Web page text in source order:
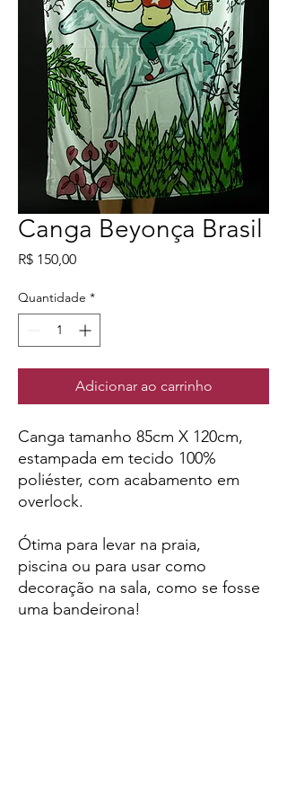
Canga Beyonça Brasil
R$ 150,00Preço
Quantidade *
Adicionar ao carrinho
Canga tamanho 85cm X 120cm,
estampada em tecido 100%
poliéster, com acabamento em
overlock.
Ótima para levar na praia,
piscina ou para usar como
decoração na sala, como se fosse
uma bandeirona!